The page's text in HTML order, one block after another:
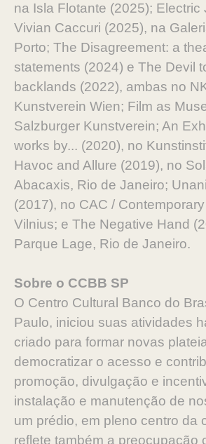
na Isla Flotante (2025);
Vivian Caccuri (2025), na
Porto; The Disagreement: a
statements (2024) e The Devil
backlands (2022), ambas no
Kunstverein Wien; Film as
Salzburger Kunstverein; An
works by... (2020), no
Havoc and Allure (2019), no
Abacaxis, Rio de Janeiro;
(2017), no CAC /
Vilnius; e The Negative Hand
Parque Lage, Rio de Janeiro.
Sobre o CCBB SP
O Centro Cultural Banco do
Paulo, iniciou suas atividades
criado para formar novas
democratizar o acesso e
promoção, divulgação e
instalação e manutenção de
um prédio, em pleno centro da
reflete também a preocupação